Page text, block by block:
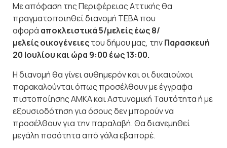
Με απόφαση της Περιφέρειας Αττικής θα
πραγματοποιηθεί διανομή ΤΕΒΑ που
αφορά αποκλειστικά 5/μελείς έως 8/
μελείςοικογένειεςτου δήμου μας, τηνΠαρασκευή
20 Ιουλίου και ώρα 9:00 έως 13:00.
Η διανομή θα γίνει αυθημερόν και οι δικαιούχοι
παρακαλούνται όπως προσέλθουν με έγγραφα
πιστοποίησης ΑΜΚΑ και Αστυνομική Ταυτότητα ή με
εξουσιοδότηση για όσους δεν μπορούν να
προσέλθουν για την παραλαβή. Θα διανεμηθεί
μεγάλη ποσότητα από γάλα εβαπορέ.